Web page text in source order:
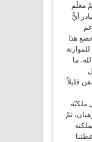
معلَم
أيٌّ
هذا
ما
قليلاً
ملكيّة
ثمّ